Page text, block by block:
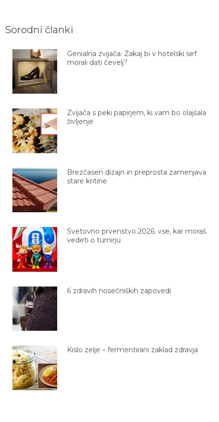
Sorodni članki
Genialna zvijača: Zakaj bi v hotelski sef
morali dati čevelj?
Zvijača s peki papirjem, ki vam bo olajšala
življenje
Brezčasen dizajn in preprosta zamenjava
stare kritine
Svetovno prvenstvo 2026: vse, kar moraš
vedeti o turnirju
6 zdravih nosečniških zapovedi
Kislo zelje – fermentirani zaklad zdravja